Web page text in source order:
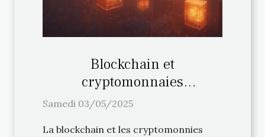
Blockchain et
cryptomonnaies
comprendre leur impact sur
Samedi 03/05/2025
La blockchain et les cryptomonnies